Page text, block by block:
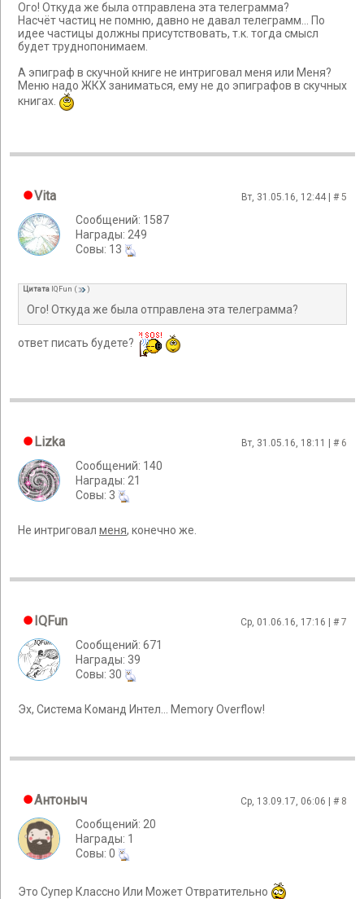
Ого! Откуда же была отправлена эта телеграмма?
Насчёт частиц не помню, давно не давал телеграмм... По
идее частицы должны присутствовать, т.к. тогда смысл
будет труднопонимаем.
А эпиграф в скучной книге не интриговал меня или Меня?
Меню надо ЖКХ заниматься, ему не до эпиграфов в скучных
книгах.
Vita Вт, 31.05.16, 12:44 | #5
Сообщений: 1587
Награды: 249
Cовы: 13
Цитата IQFun ( )
Ого! Откуда же была отправлена эта телеграмма?
ответ писать будете?
Lizka Вт, 31.05.16, 18:11 | # 6
Сообщений: 140
Награды: 21
Cовы: 3
Не интриговал меня, конечно же.
IQFun Ср, 01.06.16, 17:16 | #7
Сообщений: 671
Награды: 39
Cовы: 30
Эх, Система Команд Интел... Memory Overflow!
Антоныч Ср, 13.09.17, 06:06 | # 8
Сообщений: 20
Награды: 1
Cовы: 0
Это Супер Классно Или Может Отвратительно